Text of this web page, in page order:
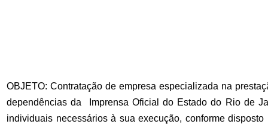
OBJETO: Contratação de empresa especializada na
dependências da Imprensa Oficial do Estado do Rio de
individuais necessários à sua execução, conforme